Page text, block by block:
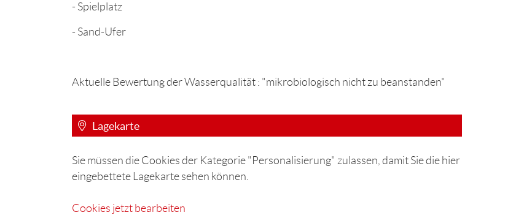
- Spielplatz
- Sand-Ufer
Aktuelle Bewertung der Wasserqualität : "mikrobiologisch nicht zu beanstanden"
Lagekarte
Sie müssen die Cookies der Kategorie "Personalisierung" zulassen, damit Sie die hier
eingebettete Lagekarte sehen können.
Cookies jetzt bearbeiten